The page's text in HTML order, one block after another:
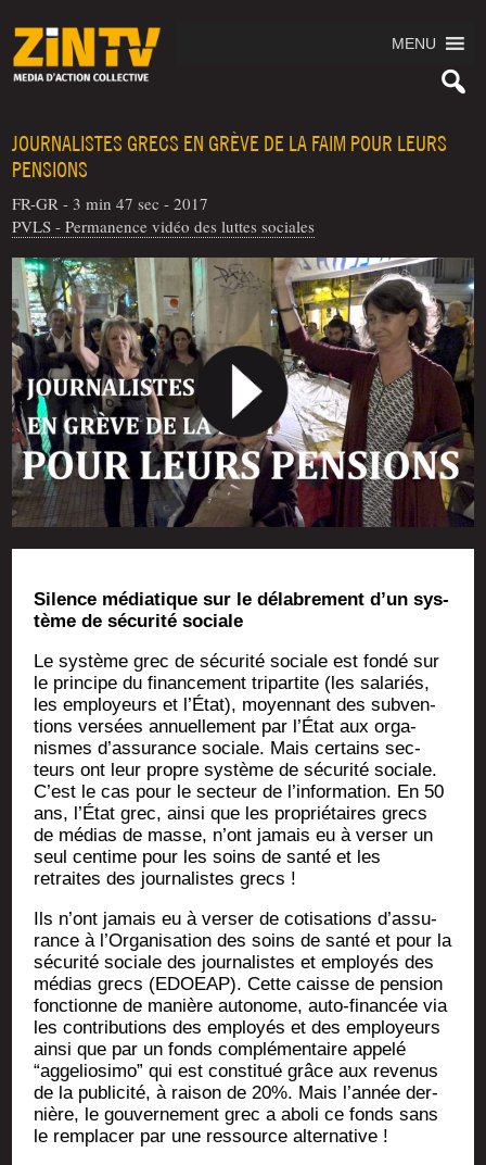
MENU
JOURNALISTES GRECS EN GRÈVE DE LA FAIM POUR LEURS
PENSIONS
FR-GR - 3 min 47 sec - 2017
PVLS - Permanence vidéo des luttes sociales
Silence média­tique sur le déla­bre­ment d’un sys­
tème de sécu­ri­té sociale
Le sys­tème grec de sécu­ri­té sociale est fon­dé sur
le prin­cipe du finan­ce­ment tri­par­tite (les sala­riés,
les employeurs et l’État), moyen­nant des sub­ven­
tions ver­sées annuel­le­ment par l’État aux orga­
nismes d’as­su­rance sociale. Mais cer­tains sec­
teurs ont leur propre sys­tème de sécu­ri­té sociale.
C’est le cas pour le sec­teur de l’in­for­ma­tion. En 50
ans, l’É­tat grec, ain­si que les pro­prié­taires grecs
de médias de masse, n’ont jamais eu à ver­ser un
seul cen­time pour les soins de san­té et les
retraites des jour­na­listes grecs !
Ils n’ont jamais eu à ver­ser de coti­sa­tions d’as­su­
rance à l’Or­ga­ni­sa­tion des soins de san­té et pour la
sécu­ri­té sociale des jour­na­listes et employés des
médias grecs (EDOEAP). Cette caisse de pen­sion
fonc­tionne de manière auto­nome, auto-finan­cée via
les contri­bu­tions des employés et des employeurs
ain­si que par un fonds com­plé­men­taire appe­lé
“agge­lio­si­mo” qui est consti­tué grâce aux reve­nus
de la publi­ci­té, à rai­son de 20%. Mais l’an­née der­
nière, le gou­ver­ne­ment grec a abo­li ce fonds sans
le rem­pla­cer par une res­source alternative !